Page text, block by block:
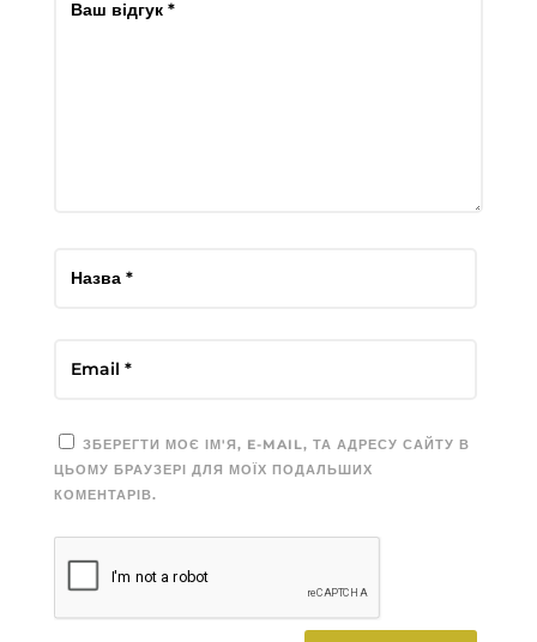
ЗБЕРЕГТИ МОЄ ІМ'Я, E-MAIL, ТА АДРЕСУ САЙТУ В
ЦЬОМУ БРАУЗЕРІ ДЛЯ МОЇХ ПОДАЛЬШИХ
КОМЕНТАРІВ.